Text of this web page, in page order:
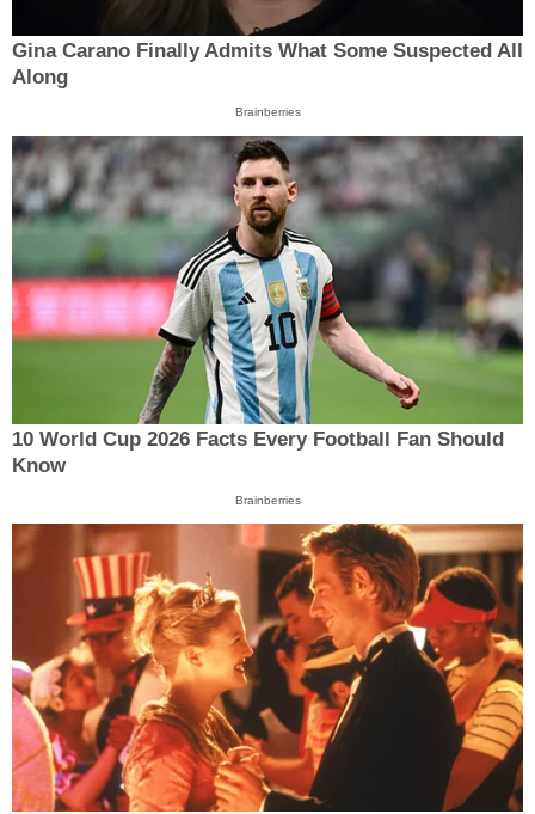
Gina Carano Finally Admits What Some Suspected All
Along
Brainberries
10 World Cup 2026 Facts Every Football Fan Should
Know
Brainberries